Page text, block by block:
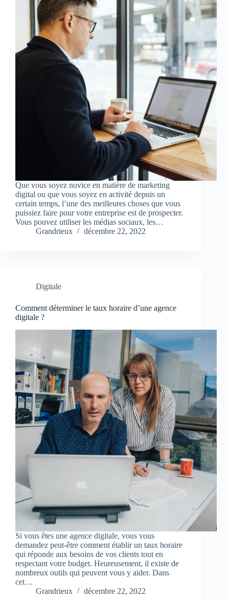
Que vous soyez novice en matière de marketing
digital ou que vous soyez en activité depuis un
certain temps, l’une des meilleures choses que vous
puissiez faire pour votre entreprise est de prospecter.
Vous pouvez utiliser les médias sociaux, les…
Grandrieux
décembre 22, 2022
Digitale
Comment déterminer le taux horaire d’une agence
digitale ?
Si vous êtes une agence digitale, vous vous
demandez peut-être comment établir un taux horaire
qui réponde aux besoins de vos clients tout en
respectant votre budget. Heureusement, il existe de
nombreux outils qui peuvent vous y aider. Dans
cet…
Grandrieux
décembre 22, 2022